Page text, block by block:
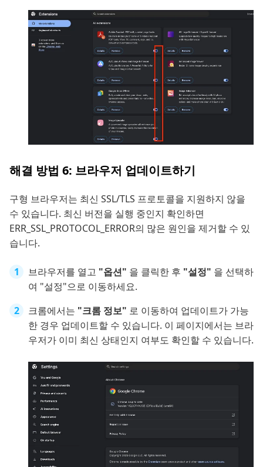
해결 방법 6: 브라우저 업데이트하기
구형 브라우저는 최신 SSL/TLS 프로토콜을 지원하지 않을
수 있습니다. 최신 버전을 실행 중인지 확인하면
ERR_SSL_PROTOCOL_ERROR의 많은 원인을 제거할 수 있
습니다.
브라우저를 열고 "옵션" 을 클릭한 후 "설정" 을 선택하
여 "설정"으로 이동하세요.
크롬에서는 "크롬 정보" 로 이동하여 업데이트가 가능
한 경우 업데이트할 수 있습니다. 이 페이지에서는 브라
우저가 이미 최신 상태인지 여부도 확인할 수 있습니다.